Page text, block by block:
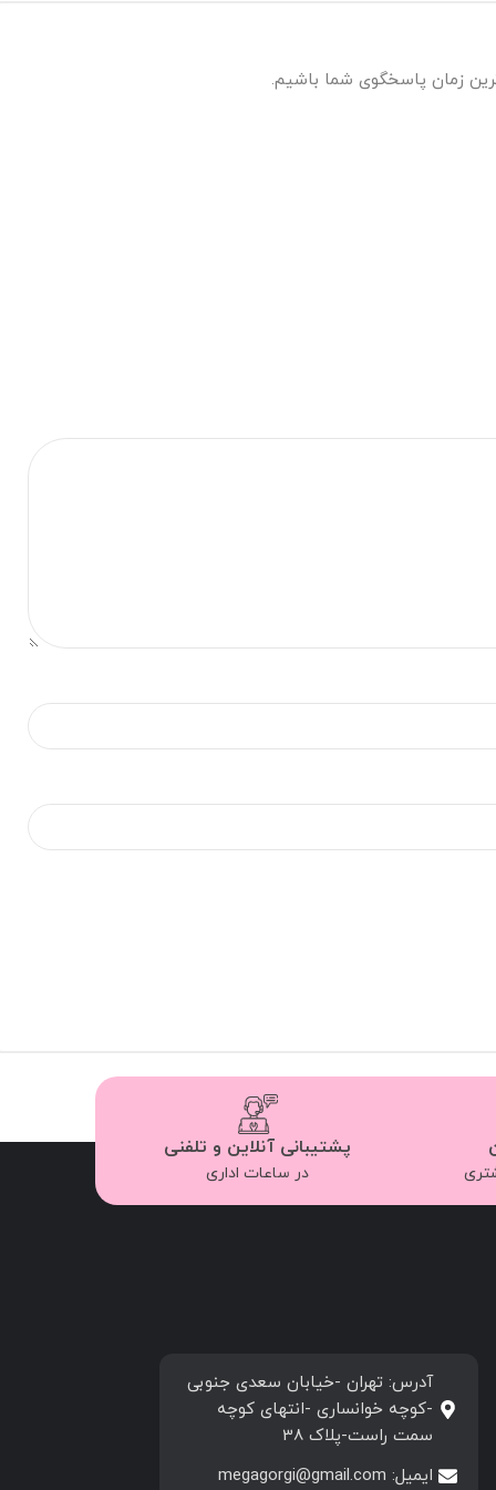
پشتیبانی آنلاین و تلفنی
در ساعات اداری
آدرس: تهران -خیابان سعدی جنوبی
-کوچه خوانساری -انتهای کوچه
سمت راست-پلاک 38
ایمیل: megagorgi@gmail.com